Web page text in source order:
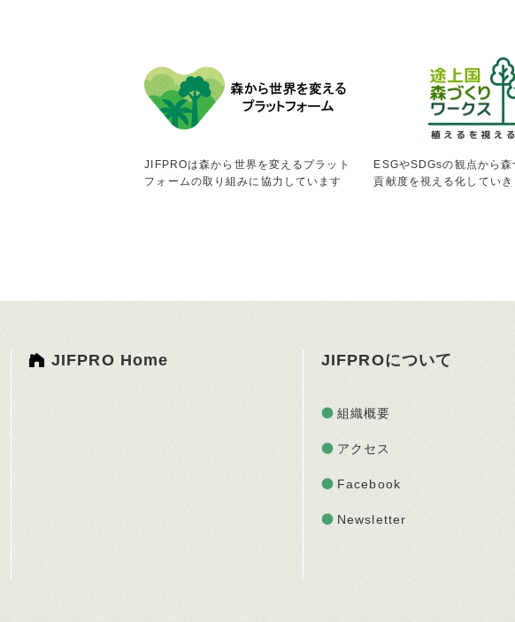
JIFPROは森から世界を変えるプラット
フォームの取り組みに協力しています
ESGやSDGsの観点から
貢献度を視える化していき
JIFPRO Home JIFPROについて
組織概要
アクセス
Facebook
Newsletter